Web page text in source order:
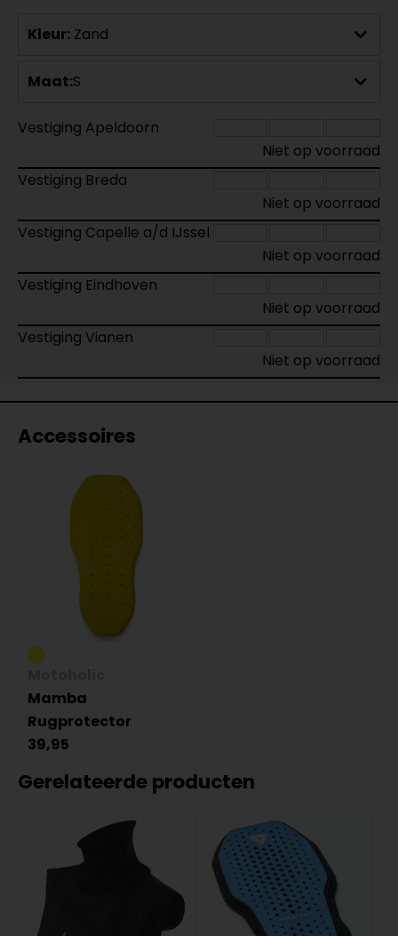
Kleur: Zand
Maat:S
Vestiging Apeldoorn
Niet op voorraad
Vestiging Breda
Niet op voorraad
Vestiging Capelle a/d IJssel
Niet op voorraad
Vestiging Eindhoven
Niet op voorraad
Vestiging Vianen
Niet op voorraad
Accessoires
Mamba
Rugprotector
39,95
Gerelateerde producten